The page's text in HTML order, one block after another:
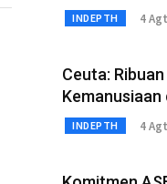
INDEPTH 4
Ceuta:
INDEPTH 4